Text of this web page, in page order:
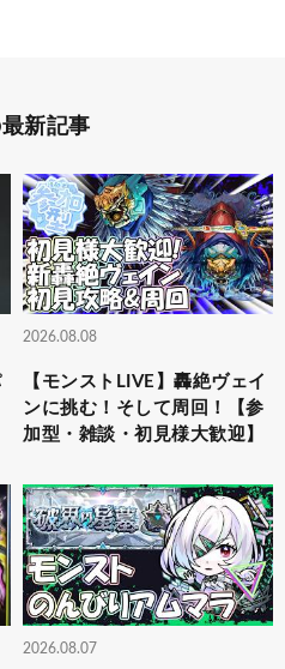
新記事
2026.08.08
【モンストLIVE】轟絶ヴェイ
ンに挑む！そして周回！【参
加型・雑談・初見様大歓迎】
2026.08.07